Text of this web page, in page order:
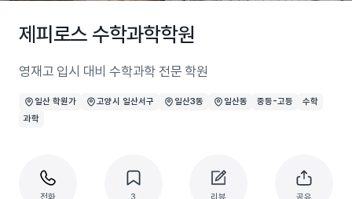
제피로스 수학과학학원
영재고 입시 대비 수학과학 전문 학원
일산 학원가 고양시 일산서구 일산3동 일산동 중등-고등
수학
과학